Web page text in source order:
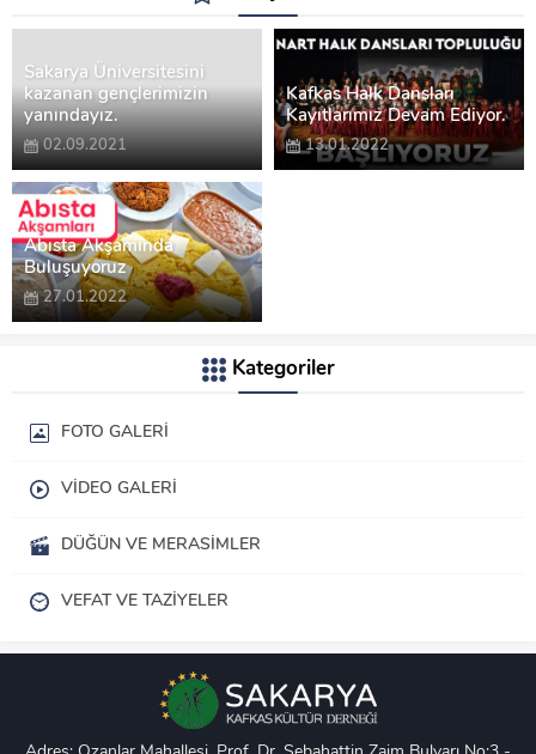
Sakarya Üniversitesini
kazanan gençlerimizin
yanındayız.
02.09.2021
Kafkas Halk Dansları
Kayıtlarımız Devam Ediyor.
13.01.2022
Abısta Akşamında
Buluşuyoruz
27.01.2022
Kategoriler
FOTO GALERI
VIDEO GALERI
DÜĞÜN VE MERASIMLER
VEFAT VE TAZIYELER